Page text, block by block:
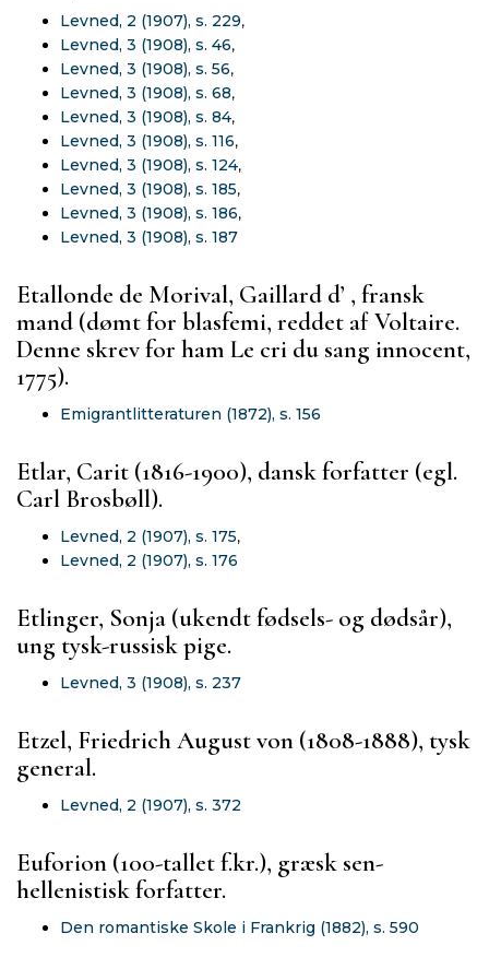
Levned, 2 (1907), s. 229,
Levned, 3 (1908), s. 46,
Levned, 3 (1908), s. 56,
Levned, 3 (1908), s. 68,
Levned, 3 (1908), s. 84,
Levned, 3 (1908), s. 116,
Levned, 3 (1908), s. 124,
Levned, 3 (1908), s. 185,
Levned, 3 (1908), s. 186,
Levned, 3 (1908), s. 187
Etallonde de Morival, Gaillard d’ , fransk
mand (dømt for blasfemi, reddet af Voltaire.
Denne skrev for ham Le cri du sang innocent,
1775).
Emigrantlitteraturen (1872), s. 156
Etlar, Carit (1816-1900), dansk forfatter (egl.
Carl Brosbøll).
Levned, 2 (1907), s. 175,
Levned, 2 (1907), s. 176
Etlinger, Sonja (ukendt fødsels- og dødsår),
ung tysk-russisk pige.
Levned, 3 (1908), s. 237
Etzel, Friedrich August von (1808-1888), tysk
general.
Levned, 2 (1907), s. 372
Euforion (100-tallet f.kr.), græsk sen-
hellenistisk forfatter.
Den romantiske Skole i Frankrig (1882), s. 590